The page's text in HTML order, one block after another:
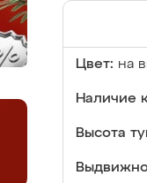
Цвет: на
Наличие
Высота